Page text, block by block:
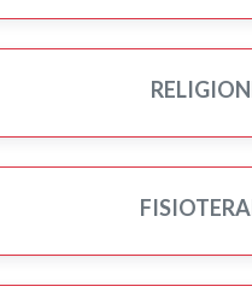
Residencias 3ª edad
Seguros
Servicios públicos
Turismo-viajes, ocio y tiempo